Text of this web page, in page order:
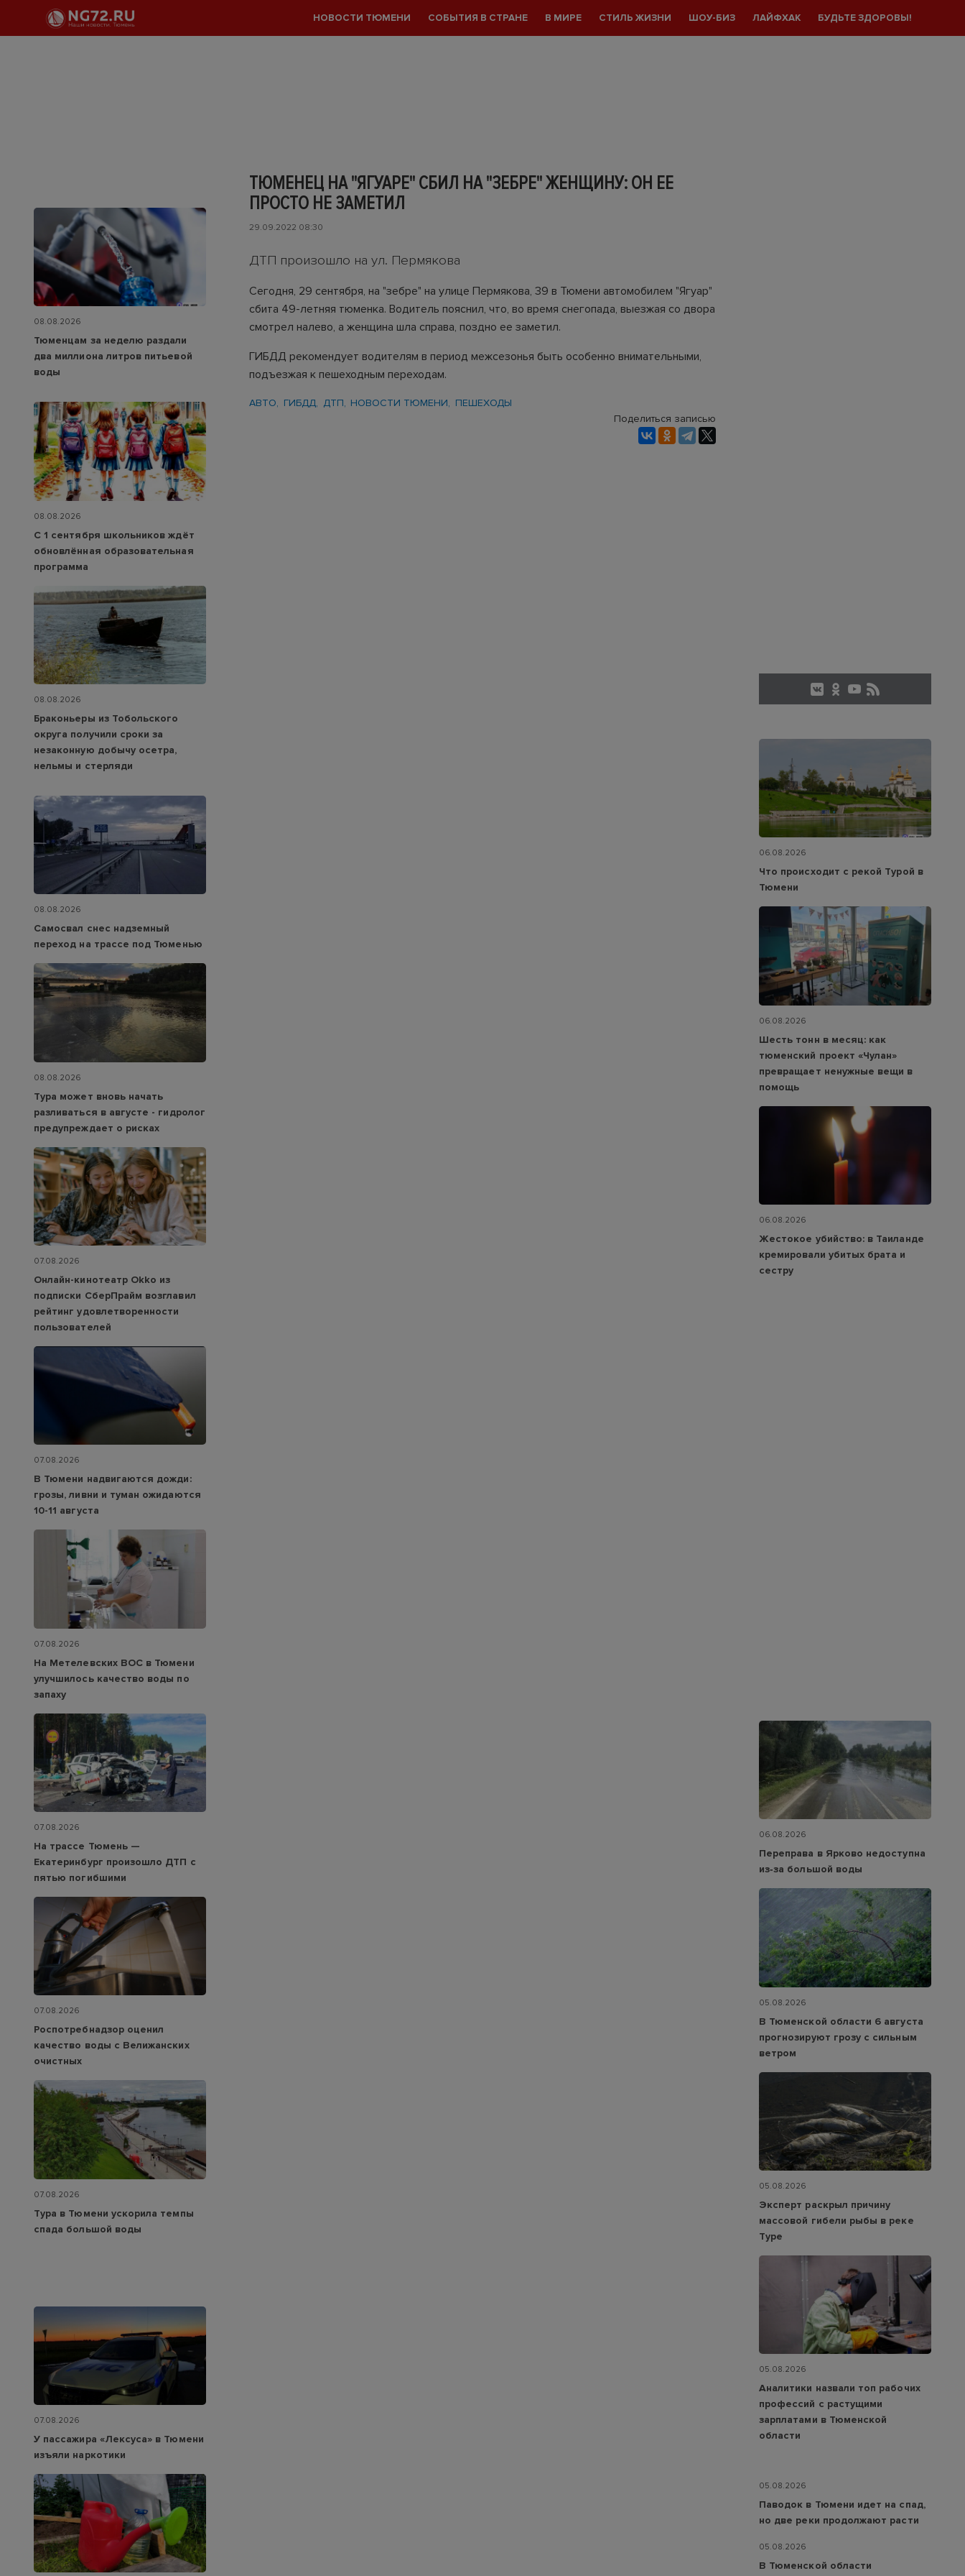
НОВОСТИ ТЮМЕНИ СОБЫТИЯ В СТРАНЕ В МИРЕ СТИЛЬ ЖИЗНИ ШОУ-БИЗ ЛАЙФХАК БУДЬТЕ ЗДОРОВЫ!
ТЮМЕНЕЦ НА "ЯГУАРЕ" СБИЛ НА "ЗЕБРЕ" ЖЕНЩИНУ: ОН ЕЕ
ПРОСТО НЕ ЗАМЕТИЛ
29.09.2022 08:30
ДТП произошло на ул. Пермякова
Сегодня, 29 сентября, на "зебре" на улице Пермякова, 39 в Тюмени автомобилем "Ягуар"
сбита 49-летняя тюменка. Водитель пояснил, что, во время снегопада, выезжая со двора
смотрел налево, а женщина шла справа, поздно ее заметил.
ГИБДД рекомендует водителям в период межсезонья быть особенно внимательными,
подъезжая к пешеходным переходам.
АВТО ГИБДД ДТП НОВОСТИ ТЮМЕНИ
ПЕШЕХОДЫ
Поделиться записью
08.08.2026
Тюменцам за неделю раздали
два миллиона литров питьевой
воды
08.08.2026
С 1 сентября школьников ждёт
обновлённая образовательная
программа
08.08.2026
Браконьеры из Тобольского
округа получили сроки за
незаконную добычу осетра,
нельмы и стерляди
08.08.2026
Самосвал снес надземный
переход на трассе под Тюменью
08.08.2026
Тура может вновь начать
разливаться в августе - гидролог
предупреждает о рисках
07.08.2026
Онлайн-кинотеатр Okko из
подписки СберПрайм возглавил
рейтинг удовлетворенности
пользователей
07.08.2026
В Тюмени надвигаются дожди:
грозы, ливни и туман ожидаются
10-11 августа
07.08.2026
На Метелевских ВОС в Тюмени
улучшилось качество воды по
запаху
07.08.2026
На трассе Тюмень —
Екатеринбург произошло ДТП с
пятью погибшими
07.08.2026
Роспотребнадзор оценил
качество воды с Велижанских
очистных
07.08.2026
Тура в Тюмени ускорила темпы
спада большой воды
07.08.2026
У пассажира «Лексуса» в Тюмени
изъяли наркотики
06.08.2026
Что происходит с рекой Турой в
Тюмени
06.08.2026
Шесть тонн в месяц: как
тюменский проект «Чулан»
превращает ненужные вещи в
помощь
06.08.2026
Жестокое убийство: в Таиланде
кремировали убитых брата и
сестру
06.08.2026
Переправа в Ярково недоступна
из‑за большой воды
05.08.2026
В Тюменской области 6 августа
прогнозируют грозу с сильным
ветром
05.08.2026
Эксперт раскрыл причину
массовой гибели рыбы в реке
Туре
05.08.2026
Аналитики назвали топ рабочих
профессий с растущими
зарплатами в Тюменской
области
05.08.2026
Паводок в Тюмени идет на спад,
но две реки продолжают расти
05.08.2026
В Тюменской области